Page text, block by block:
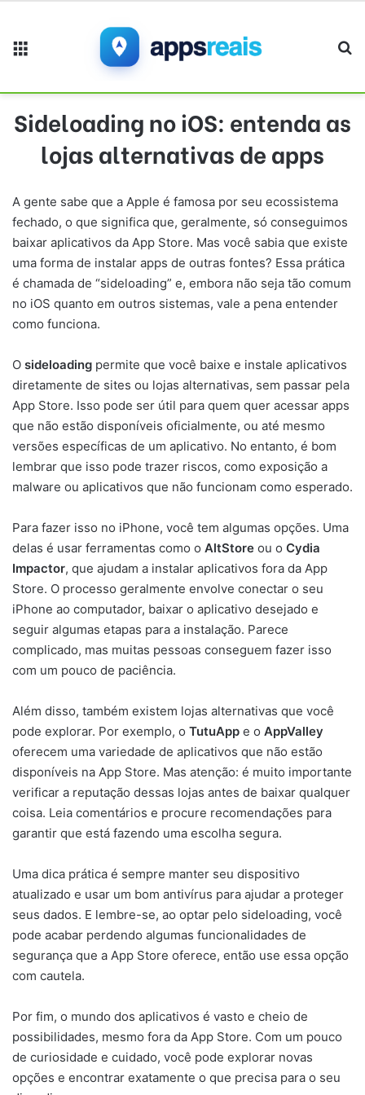
Sideloading no iOS: entenda as
lojas alternativas de apps
A gente sabe que a Apple é famosa por seu ecossistema
fechado, o que significa que, geralmente, só conseguimos
baixar aplicativos da App Store. Mas você sabia que existe
uma forma de instalar apps de outras fontes? Essa prática
é chamada de “sideloading” e, embora não seja tão comum
no iOS quanto em outros sistemas, vale a pena entender
como funciona.
O sideloading permite que você baixe e instale aplicativos
diretamente de sites ou lojas alternativas, sem passar pela
App Store. Isso pode ser útil para quem quer acessar apps
que não estão disponíveis oficialmente, ou até mesmo
versões específicas de um aplicativo. No entanto, é bom
lembrar que isso pode trazer riscos, como exposição a
malware ou aplicativos que não funcionam como esperado.
Para fazer isso no iPhone, você tem algumas opções. Uma
delas é usar ferramentas como o AltStore ou o Cydia
Impactor, que ajudam a instalar aplicativos fora da App
Store. O processo geralmente envolve conectar o seu
iPhone ao computador, baixar o aplicativo desejado e
seguir algumas etapas para a instalação. Parece
complicado, mas muitas pessoas conseguem fazer isso
com um pouco de paciência.
Além disso, também existem lojas alternativas que você
pode explorar. Por exemplo, o TutuApp e o AppValley
oferecem uma variedade de aplicativos que não estão
disponíveis na App Store. Mas atenção: é muito importante
verificar a reputação dessas lojas antes de baixar qualquer
coisa. Leia comentários e procure recomendações para
garantir que está fazendo uma escolha segura.
Uma dica prática é sempre manter seu dispositivo
atualizado e usar um bom antivírus para ajudar a proteger
seus dados. E lembre-se, ao optar pelo sideloading, você
pode acabar perdendo algumas funcionalidades de
segurança que a App Store oferece, então use essa opção
com cautela.
Por fim, o mundo dos aplicativos é vasto e cheio de
possibilidades, mesmo fora da App Store. Com um pouco
de curiosidade e cuidado, você pode explorar novas
opções e encontrar exatamente o que precisa para o seu